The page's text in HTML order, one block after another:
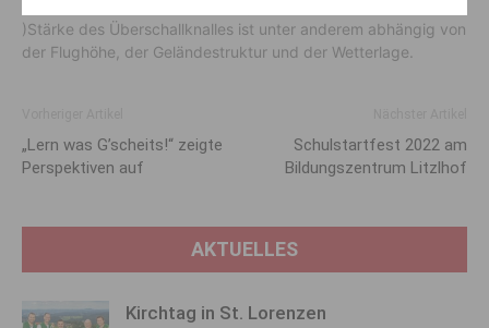
)Stärke des Überschallknalles ist unter anderem abhängig von
der Flughöhe, der Geländestruktur und der Wetterlage.
„Lern was G’scheits!“ zeigte
Perspektiven auf
Schulstartfest 2022 am
Bildungszentrum Litzlhof
AKTUELLES
Kirchtag in St. Lorenzen